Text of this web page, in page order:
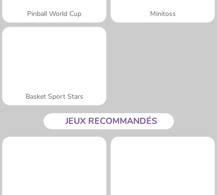
Pinball World Cup Minitoss
Basket Sport Stars
JEUX RECOMMANDÉS